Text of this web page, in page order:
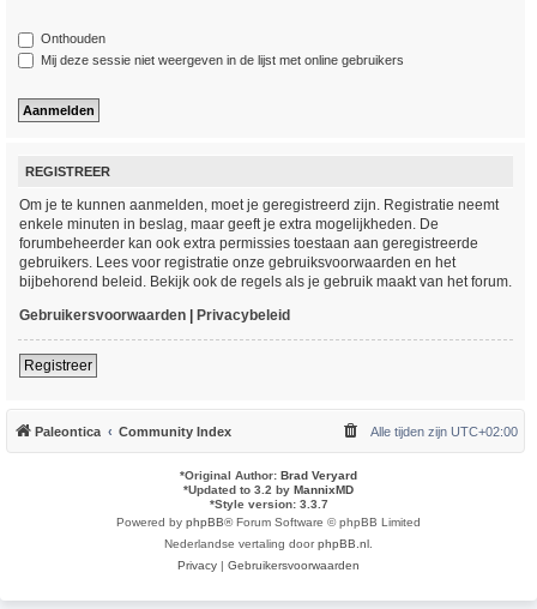
Onthouden
Mij deze sessie niet weergeven in de lijst met online gebruikers
REGISTREER
Om je te kunnen aanmelden, moet je geregistreerd zijn. Registratie neemt
enkele minuten in beslag, maar geeft je extra mogelijkheden. De
forumbeheerder kan ook extra permissies toestaan aan geregistreerde
gebruikers. Lees voor registratie onze gebruiksvoorwaarden en het
bijbehorend beleid. Bekijk ook de regels als je gebruik maakt van het forum.
Gebruikersvoorwaarden | Privacybeleid
Registreer
Paleontica Community Index Alle tijden zijn UTC+02:00
*Original Author: Brad Veryard
*Updated to 3.2 by MannixMD
*Style version: 3.3.7
Powered by phpBB® Forum Software © phpBB Limited
Nederlandse vertaling doorphpBB.nl
Privacy | Gebruikersvoorwaarden